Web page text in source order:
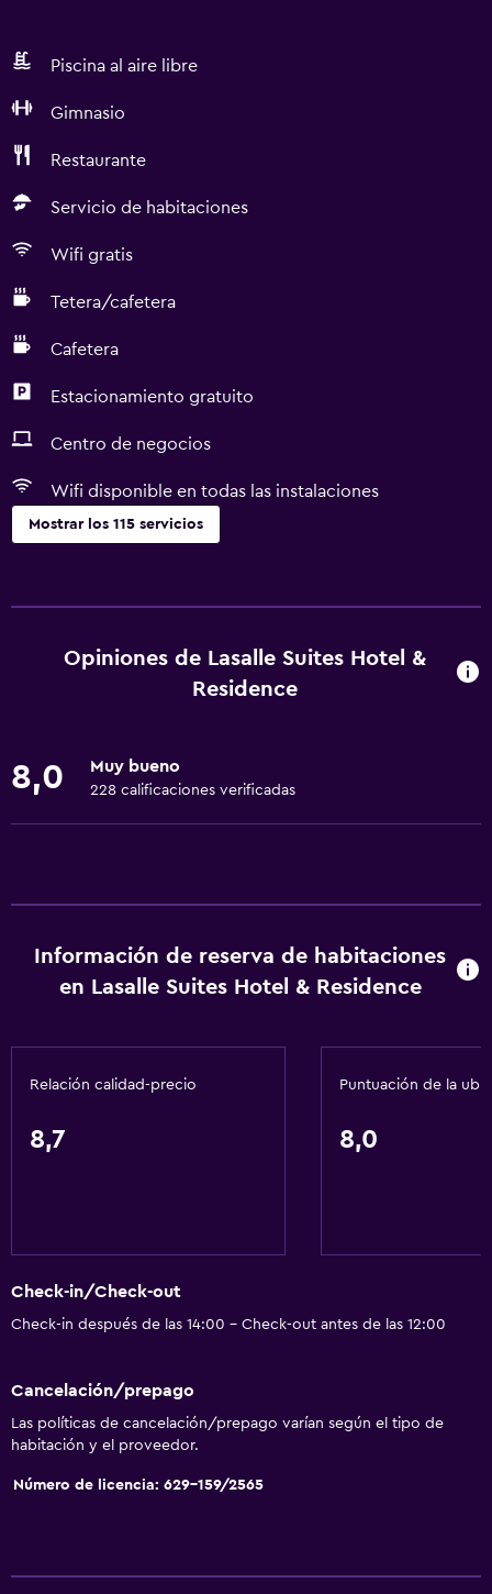
Piscina al aire libre
Gimnasio
Restaurante
Servicio de habitaciones
Wifi gratis
Tetera/cafetera
Cafetera
Estacionamiento gratuito
Centro de negocios
Wifi disponible en todas las instalaciones
Mostrar los 115 servicios
Wifi disponible en todas las instalaciones
Aire acondicionado
Wifi gratis
Adaptador
Gel de ducha
General
Zona de estar
Insonorización
Teléfono
Opiniones de Lasalle Suites Hotel &
Residence
8,0 Muy bueno
228 calificaciones verificadas
Información de reserva de habitaciones
en Lasalle Suites Hotel & Residence
Relación calidad-precio
8,7
Puntuación de la
8,0
Check-in/Check-out
Check-in después de las 14:00 - Check-out antes de las 12:00
Cancelación/prepago
Las políticas de cancelación/prepago varían según el tipo de
habitación y el proveedor.
Número de licencia: 629-159/2565